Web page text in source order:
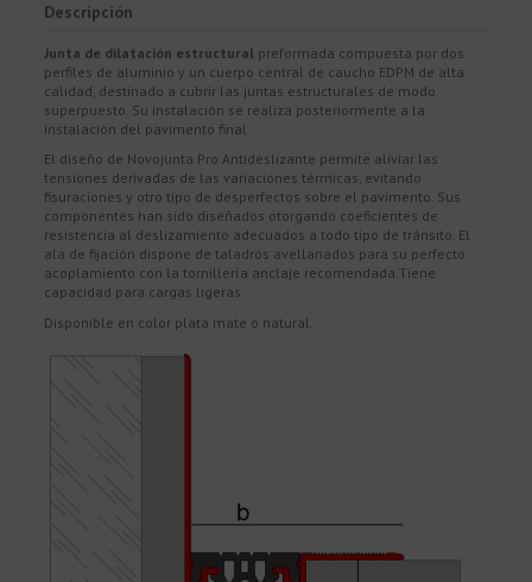
Descripción
Junta de dilatación estructural preformada compuesta por dos
perfiles de aluminio y un cuerpo central de caucho EDPM de alta
calidad, destinado a cubrir las juntas estructurales de modo
superpuesto. Su instalación se realiza posteriormente a la
instalación del pavimento final.
El diseño de Novojunta Pro Antideslizante permite aliviar las
tensiones derivadas de las variaciones térmicas, evitando
fisuraciones y otro tipo de desperfectos sobre el pavimento. Sus
componentes han sido diseñados otorgando coeficientes de
resistencia al deslizamiento adecuados a todo tipo de tránsito. El
ala de fijación dispone de taladros avellanados para su perfecto
acoplamiento con la tornillería anclaje recomendada.Tiene
capacidad para cargas ligeras.
Disponible en color plata mate o natural.